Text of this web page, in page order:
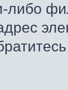
либо